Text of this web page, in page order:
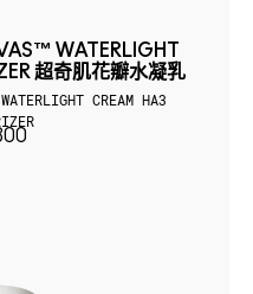
WATERLIGHT
超奇肌花瓣水凝乳
CREAM HA3